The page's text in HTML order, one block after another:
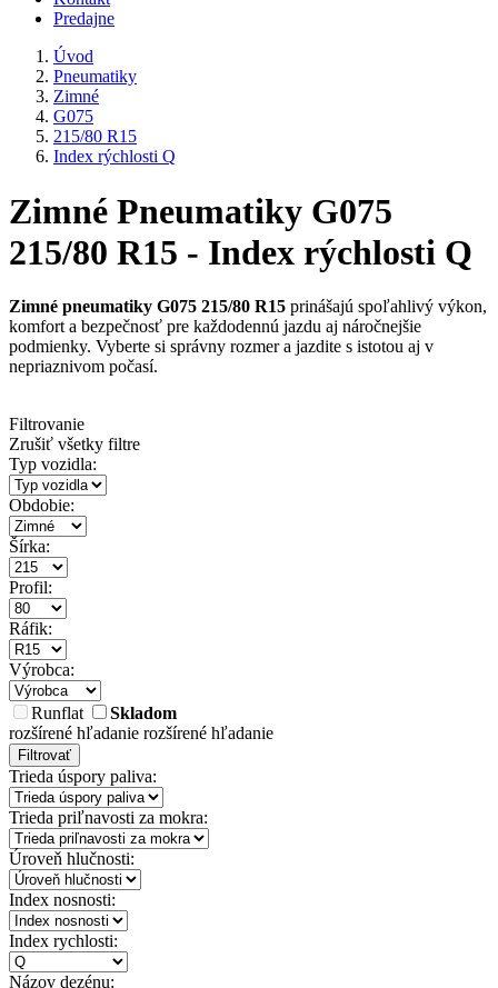
Predajne
Úvod
Pneumatiky
Zimné
G075
215/80 R15
Index rýchlosti Q
Zimné Pneumatiky G075
215/80 R15 - Index rýchlosti Q
Zimné pneumatiky G075 215/80 R15 prinášajú spoľahlivý výkon,
komfort a bezpečnosť pre každodennú jazdu aj náročnejšie
podmienky. Vyberte si správny rozmer a jazdite s istotou aj v
nepriaznivom počasí.
Filtrovanie
Zrušiť všetky filtre
Typ vozidla:
Obdobie:
Šírka:
Profil:
Ráfik:
Výrobca:
Runflat
Skladom
rozšírené hľadanie rozšírené hľadanie
Filtrovať
Trieda úspory paliva:
Trieda priľnavosti za mokra:
Úroveň hlučnosti:
Index nosnosti:
Index rychlosti:
Názov dezénu: